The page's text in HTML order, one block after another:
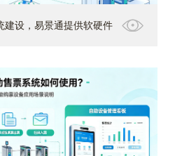
建设，易景通提供软硬件